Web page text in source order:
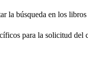
la búsqueda en los libros
para la solicitud del